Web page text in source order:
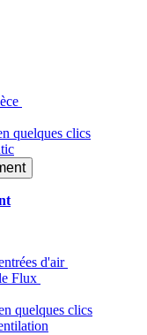
quelques clics
d'air
Flux
quelques clics